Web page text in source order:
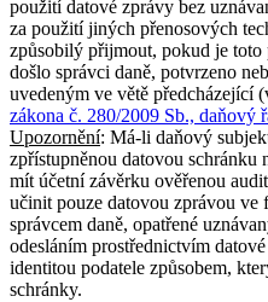
použití datové zprávy bez
za použití jiných přenosových
způsobilý přijmout, pokud je
došlo správci daně, potvrzeno
uvedeným ve větě předcházející
zákona č. 280/2009 Sb., daňový
Upozornění: Má-li daňový
zpřístupněnou datovou schránku
mít účetní závěrku ověřenou
učinit pouze datovou zprávou ve
správcem daně, opatřené
odesláním prostřednictvím
identitou podatele způsobem,
schránky.